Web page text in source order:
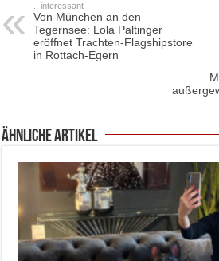
.. interessant
Von München an den
Tegernsee: Lola Paltinger
eröffnet Trachten-Flagshipstore
in Rottach-Egern
ähnliche Artikel